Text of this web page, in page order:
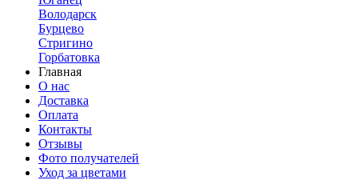
Володарск
Бурцево
Стригино
Горбатовка
Главная
О нас
Доставка
Оплата
Контакты
Отзывы
Фото получателей
Уход за цветами